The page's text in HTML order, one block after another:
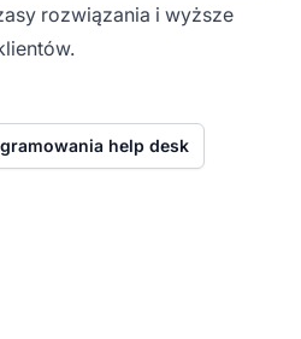
rozwiązania i wyższe
help desk